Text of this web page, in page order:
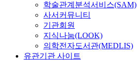
학술관계분석서비스(SAM)
사서커뮤니티
기관회원
지식나눔(LOOK)
의학전자도서관(MEDLIS)
유관기관 사이트